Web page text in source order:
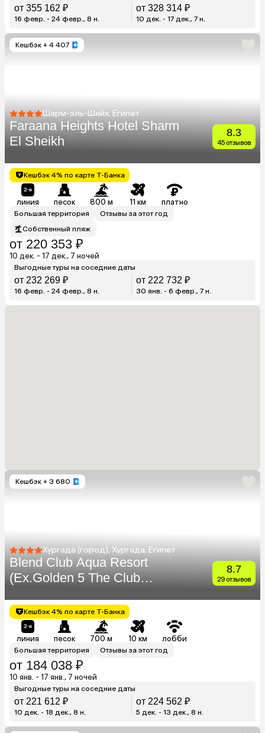
от 355 162 ₽
16 февр. - 24 февр., 8 н.
от 328 314 ₽
10 дек. - 17 дек., 7 н.
Кешбэк + 4 407
Шарм-эль-Шейх, Египет
Faraana Heights Hotel Sharm
El Sheikh
8.3
45 отзывов
Кешбэк 4% по карте Т-Банка
линия песок 800 м 11 км платно
Большая территория
Отзывы за этот год
Собственный пляж
от 220 353 ₽
10 дек. - 17 дек., 7 ночей
Выгодные туры на соседние даты
от 232 269 ₽
16 февр. - 24 февр., 8 н.
от 222 732 ₽
30 янв. - 6 февр., 7 н.
Кешбэк + 3 680
Хургада (город), Хургада, Египет
Blend Club Aqua Resort
(Ex.Golden 5 The Club
8.7
29 отзывов
Кешбэк 4% по карте Т-Банка
линия песок 700 м 10 км лобби
Большая территория Отзывы за этот год
от 184 038 ₽
10 янв. - 17 янв., 7 ночей
Выгодные туры на соседние даты
от 221 612 ₽
10 дек. - 18 дек., 8 н.
от 224 562 ₽
5 дек. - 13 дек., 8 н.